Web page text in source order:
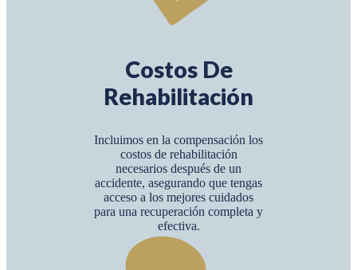
Costos De
Rehabilitación
Incluimos en la compensación los
costos de rehabilitación
necesarios después de un
accidente, asegurando que tengas
acceso a los mejores cuidados
para una recuperación completa y
efectiva.